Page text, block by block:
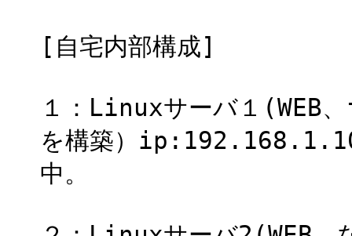
[自宅内部構成]
１：Linuxサーバ１(WEB
を構築）ip:192.168.1.10
中。